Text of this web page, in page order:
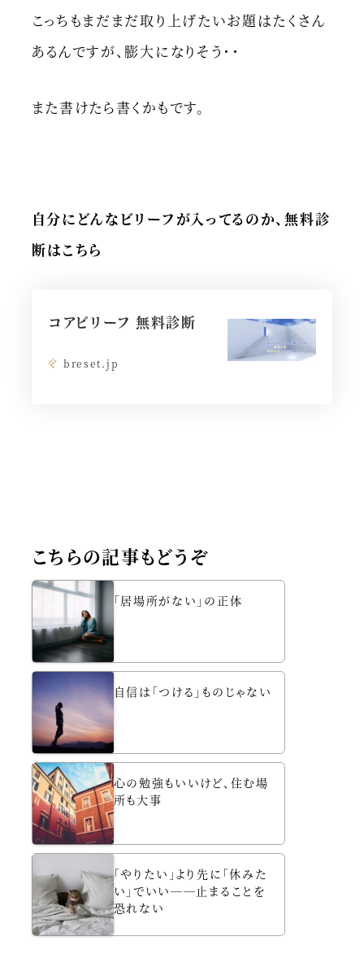
こっちもまだまだ取り上げたいお題はたくさん
あるんですが、膨大になりそう・・
また書けたら書くかもです。
自分にどんなビリーフが入ってるのか、無料診
断はこちら
コアビリーフ 無料診断
breset.jp
こちらの記事もどうぞ
「居場所がない」の正体
自信は「つける」ものじゃない
心の勉強もいいけど、住む場
所も大事
「やりたい」より先に「休みた
い」でいい──止まることを
恐れない